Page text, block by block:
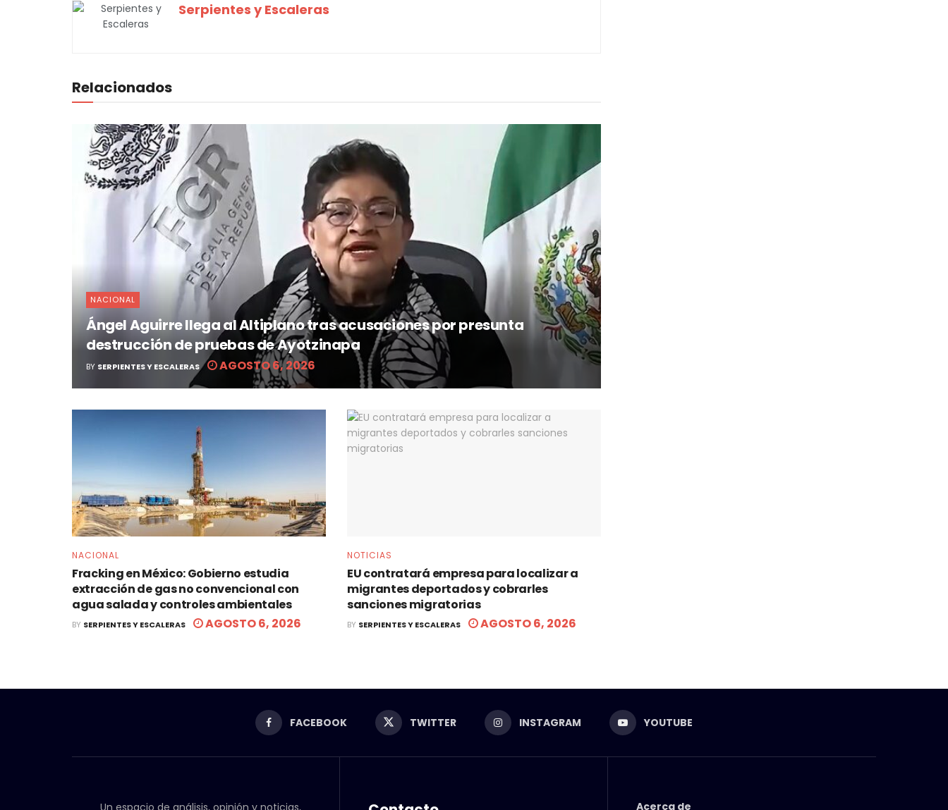
Serpientes y Escaleras
Relacionados
NACIONAL
Ángel Aguirre llega al Altiplano tras acusaciones por presunta
destrucción de pruebas de Ayotzinapa
BY SERPIENTES Y ESCALERAS AGOSTO 6, 2026
NACIONAL
Fracking en México: Gobierno estudia
extracción de gas no convencional con
agua salada y controles ambientales
BY SERPIENTES Y ESCALERAS AGOSTO 6, 2026
NOTICIAS
EU contratará empresa para localizar a
migrantes deportados y cobrarles
sanciones migratorias
BY SERPIENTES Y ESCALERAS AGOSTO 6, 2026
FACEBOOK TWITTER INSTAGRAM YOUTUBE
Acerca de